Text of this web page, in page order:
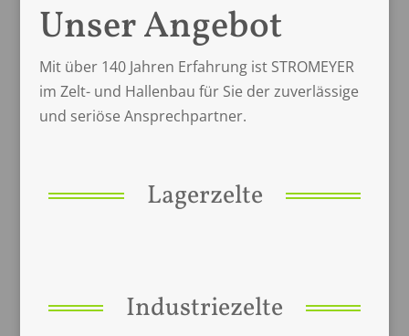
Unser Angebot
Mit über 140 Jahren Erfahrung ist STROMEYER
im Zelt- und Hallenbau für Sie der zuverlässige
und seriöse Ansprechpartner.
Lagerzelte
Industriezelte